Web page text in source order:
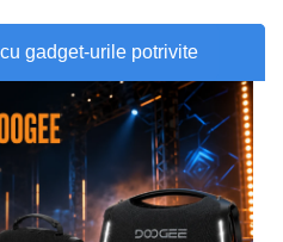
gadget-urile potrivite